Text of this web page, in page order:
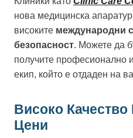
нова медицинска
високите международни
безопасност. Можете да
получите професионално
екип, който е отдаден на
Високо
Цени